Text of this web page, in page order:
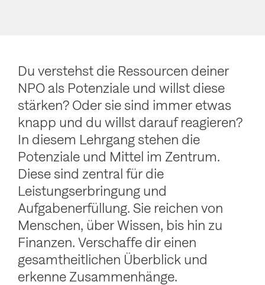
Du verstehst die Ressourcen deiner
NPO als Potenziale und willst diese
stärken? Oder sie sind immer etwas
knapp und du willst darauf reagieren?
In diesem Lehrgang stehen die
Potenziale und Mittel im Zentrum.
Diese sind zentral für die
Leistungserbringung und
Aufgabenerfüllung. Sie reichen von
Menschen, über Wissen, bis hin zu
Finanzen. Verschaffe dir einen
gesamtheitlichen Überblick und
erkenne Zusammenhänge.